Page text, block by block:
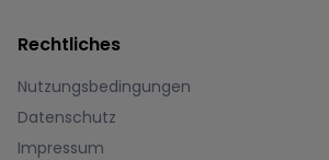
Rechtliches
Nutzungsbedingungen
Datenschutz
Impressum